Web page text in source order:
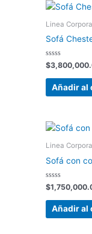
Linea
Sofá
Valorado
con
0
$
Añadir al
Linea
Sofá con
Valorado
con
0
$
Añadir al